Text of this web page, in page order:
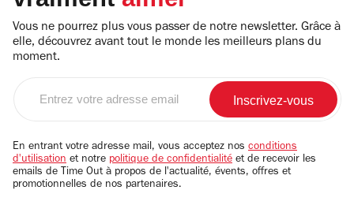
Vous ne pourrez plus vous passer de notre newsletter. Grâce à
elle, découvrez avant tout le monde les meilleurs plans du
moment.
email
En entrant votre adresse mail, vous acceptez nos conditions
d'utilisation et notre politique de confidentialité et de recevoir les
emails de Time Out à propos de l'actualité, évents, offres et
promotionnelles de nos partenaires.